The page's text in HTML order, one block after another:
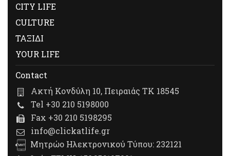
CITY LIFE
CULTURE
ΤΑΞΙΔΙ
YOUR LIFE
Contact
Ακτή Κονδύλη 10, Πειραιάς ΤΚ 18545
Tel +30 210 5198000
Fax +30 210 5198295
info@clickatlife.gr
Μητρώο Ηλεκτρονικού Τύπου: 232121